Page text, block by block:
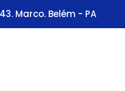
Marco. Belém - PA